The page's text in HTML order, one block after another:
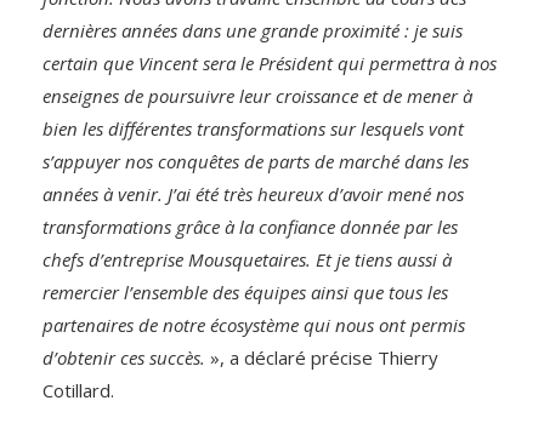
dernières années dans une grande proximité : je suis
certain que Vincent sera le Président qui permettra à nos
enseignes de poursuivre leur croissance et de mener à
bien les différentes transformations sur lesquels vont
s’appuyer nos conquêtes de parts de marché dans les
années à venir. J’ai été très heureux d’avoir mené nos
transformations grâce à la confiance donnée par les
chefs d’entreprise Mousquetaires. Et je tiens aussi à
remercier l’ensemble des équipes ainsi que tous les
partenaires de notre écosystème qui nous ont permis
d’obtenir ces succès. », a déclaré précise Thierry
Cotillard.